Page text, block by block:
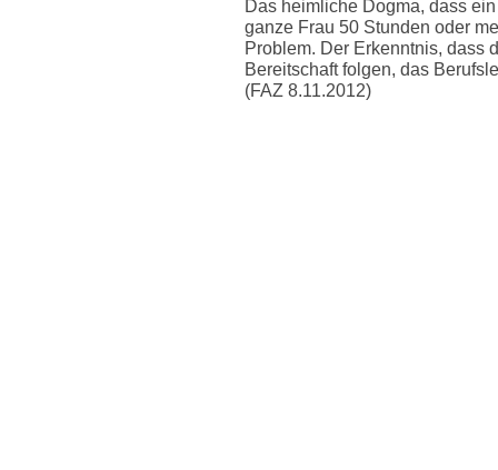
Das heimliche Dogma, dass
ganze Frau 50 Stunden oder
Problem. Der Erkenntnis, dass
Bereitschaft folgen, das
(FAZ 8.11.2012)